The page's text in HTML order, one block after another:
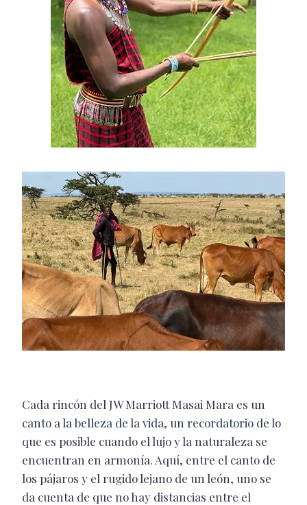
Cada rincón del JW Marriott Masai Mara es un
canto a la belleza de la vida, un recordatorio de lo
que es posible cuando el lujo y la naturaleza se
encuentran en armonía. Aquí, entre el canto de
los pájaros y el rugido lejano de un león, uno se
da cuenta de que no hay distancias entre el